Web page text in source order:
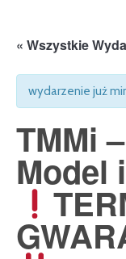
« Wszystkie
wydarzenie już
TMMi
Model